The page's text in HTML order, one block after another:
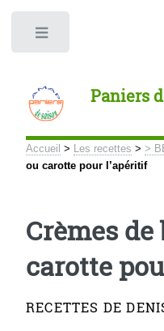
Paniers
Accueil > Les recettes > >
ou carotte pour l’apéritif
Crèmes
carotte
RECETTES DE
Panneau de gestion des